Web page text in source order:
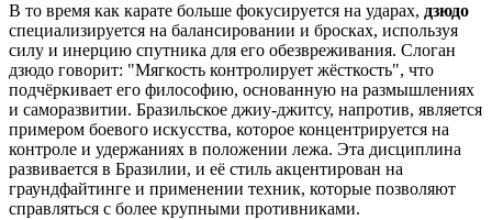
В то время как карате больше фокусируется на ударах, дзюдо
специализируется на балансировании и бросках, используя
силу и инерцию спутника для его обезвреживания. Слоган
дзюдо говорит: "Мягкость контролирует жёсткость", что
подчёркивает его философию, основанную на размышлениях
и саморазвитии. Бразильское джиу-джитсу, напротив, является
примером боевого искусства, которое концентрируется на
контроле и удержаниях в положении лежа. Эта дисциплина
развивается в Бразилии, и её стиль акцентирован на
граундфайтинге и применении техник, которые позволяют
справляться с более крупными противниками.